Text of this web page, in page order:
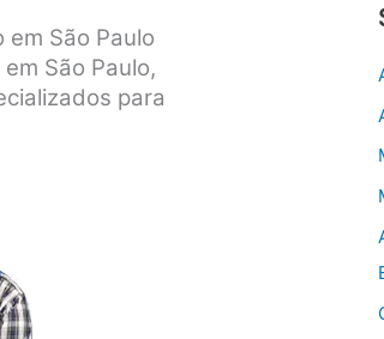
São Paulo
São Paulo,
para